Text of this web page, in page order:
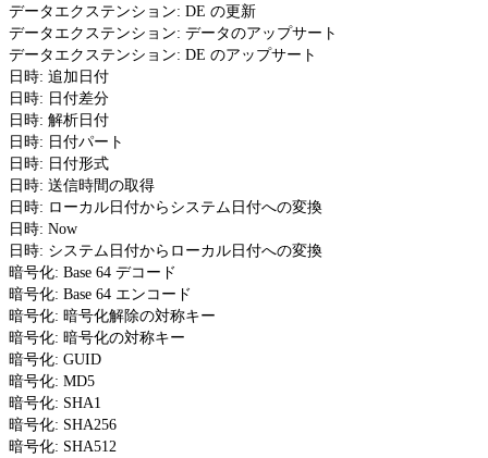
データエクステンション: DE の更新
データエクステンション: データのアップサート
データエクステンション: DE のアップサート
日時: 追加日付
日時: 日付差分
日時: 解析日付
日時: 日付パート
日時: 日付形式
日時: 送信時間の取得
日時: ローカル日付からシステム日付への変換
日時: Now
日時: システム日付からローカル日付への変換
暗号化: Base 64 デコード
暗号化: Base 64 エンコード
暗号化: 暗号化解除の対称キー
暗号化: 暗号化の対称キー
暗号化: GUID
暗号化: MD5
暗号化: SHA1
暗号化: SHA256
暗号化: SHA512